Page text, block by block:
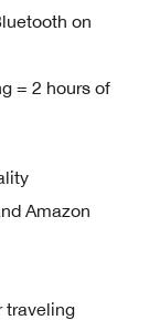
on
= 2 hours of
Amazon
traveling